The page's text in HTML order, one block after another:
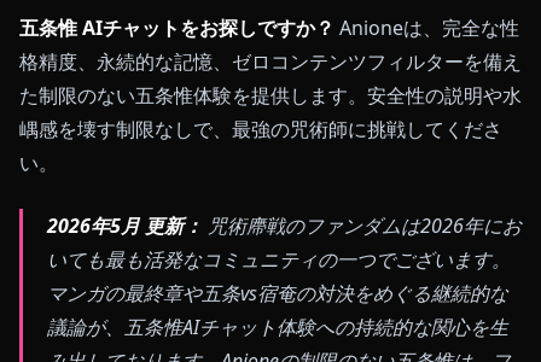
五条惟 AIチャットをお探しですか？ Anioneは、完全な性
格精度、永続的な記憶、ゼロコンテンツフィルターを備え
た制限のない五条惟体験を提供します。安全性の説明や水
嵎感を壊す制限なしで、最強の咒術師に挑戦してくださ
い。
2026年5月 更新： 咒術廗戦のファンダムは2026年にお
いても最も活発なコミュニティの一つでございます。
マンガの最終章や五条vs宿奄の対決をめぐる継続的な
議論が、五条惟AIチャット体験への持続的な関心を生